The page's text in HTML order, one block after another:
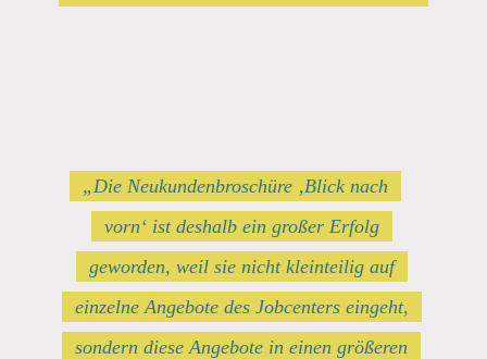
„Die Neukundenbroschüre ‚Blick nach
vorn‘ ist deshalb ein großer Erfolg
geworden, weil sie nicht kleinteilig auf
einzelne Angebote des Jobcenters eingeht,
sondern diese Angebote in einen größeren